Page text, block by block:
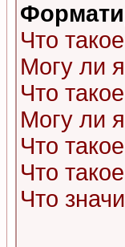
Что
Могу ли
Что
Могу ли
Что
Что
Что